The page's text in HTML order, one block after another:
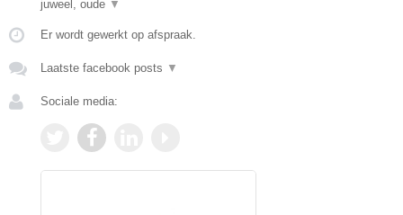
juweel, oude ▼
Er wordt gewerkt op afspraak.
Laatste facebook posts ▼
Sociale media: